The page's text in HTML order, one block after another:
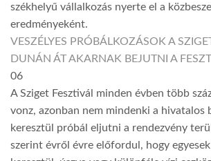
székhelyű vállalkozás nyerte el a
eredményeként.
VESZÉLYES PRÓBÁLKOZÁSOK A
DUNÁN ÁT AKARNAK BEJUTNI A
06
A Sziget Fesztivál minden évben több
vonz, azonban nem mindenki a hivatalos
keresztül próbál eljutni a rendezvény
szerint évről évre előfordul, hogy